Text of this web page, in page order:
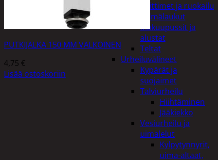
Keittimet ja ruokailu
Kylmälaukut
Makuupussit ja
alustat
Teltat
Urheiluvälineet
Kypärät ja
suojaimet
Talviurheilu
Hiihtäminen
Jääkiekko
Vesiurheilu ja
uimalelut
Kylpytynnyrit,
uima-altaat,
PUTKIJALKA 150 MM VALKOINEN
4,75 €
Lisää ostoskoriin